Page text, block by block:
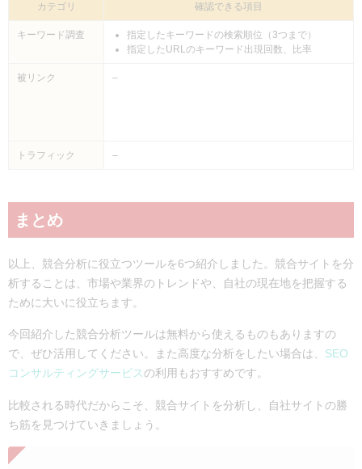
カテゴリ 確認できる項目
キーワード調査
指定したキーワードの検索順位（3つまで）
指定したURLのキーワード出現回数、比率
被リンク –
トラフィック –
まとめ
以上、競合分析に役立つツールを6つ紹介しました。競合サイトを分
析することは、市場や業界のトレンドや、自社の現在地を把握する
ために大いに役立ちます。
今回紹介した競合分析ツールは無料から使えるものもありますの
で、ぜひ活用してください。また高度な分析をしたい場合は、 SEO
コンサルティングサービスの利用もおすすめです。
比較される時代だからこそ、競合サイトを分析し、自社サイトの勝
ち筋を見つけていきましょう。